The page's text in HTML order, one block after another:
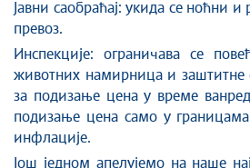
Јавни саобраћај: укида се ноћни и
превоз.
Инспекције: ограничава се
животних намирница и заштитне
за подизање цена у време
подизање цена само у
инфлације.
Још једном апелујемо на наше